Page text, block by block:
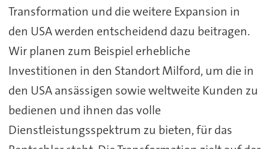
Transformation und die weitere Expansion in
den USA werden entscheidend dazu beitragen.
Wir planen zum Beispiel erhebliche
Investitionen in den Standort Milford, um die in
den USA ansässigen sowie weltweite Kunden zu
bedienen und ihnen das volle
Dienstleistungsspektrum zu bieten, für das